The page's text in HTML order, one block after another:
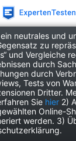
Outdoor &
Sie
neutrales und
zu
und Vergleiche
durch
durch
Tests von
Dritter.
Sie hier 2)
Online-
werden. 3)